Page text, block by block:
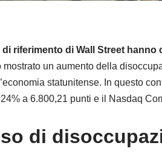
di riferimento di Wall Street
mostrato un aumento della
statunitense. In questo
a 6.800,21 punti e il Nasdaq
di